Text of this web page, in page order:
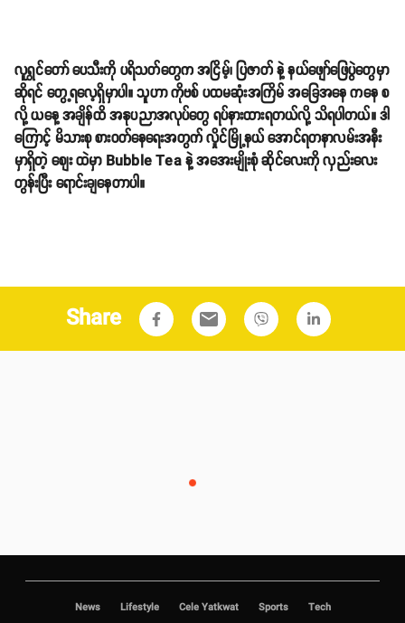
လူရွှင်တော် ပေသီးကို ပရိသတ်တွေက အငြိမ့်၊ ပြဇာတ် နဲ့ နယ်ဖျော်ဖြေပွဲတွေမှာ
ဆိုရင် တွေ့ရလေ့ရှိမှာပါ။ သူဟာ ကိုဗစ် ပထမဆုံးအကြိမ် အခြေအနေ ကနေ စ
လို့ ယနေ့ အချိန်ထိ အနုပညာအလုပ်တွေ ရပ်နားထားရတယ်လို့ သိရပါတယ်။ ဒါ
ကြောင့် မိသားစု စားဝတ်နေရေးအတွက် လှိုင်မြို့နယ် အောင်ရတနာလမ်းအနီး
မှာရှိတဲ့ စျေး ထဲမှာ Bubble Tea နဲ့ အအေးမျိုးစုံ ဆိုင်လေးကို လှည်းလေး
တွန်းပြီး ရောင်းချနေတာပါ။
Share email
News Lifestyle Cele Yatkwat Sports Tech